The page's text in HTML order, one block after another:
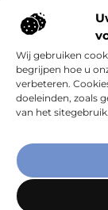
Wij gebruiken
begrijpen hoe u
verbeteren.
doeleinden, zoals
van het
Onze